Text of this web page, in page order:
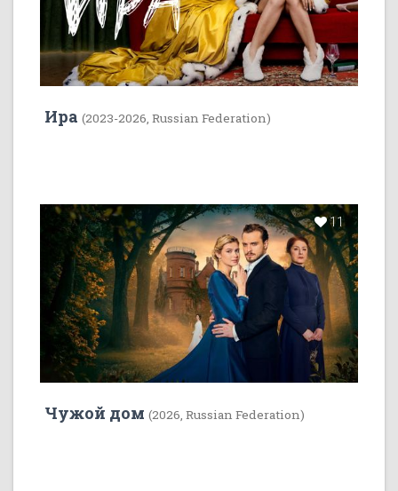
Ира (2023-2026, Russian Federation)
11
Чужой дом (2026, Russian Federation)